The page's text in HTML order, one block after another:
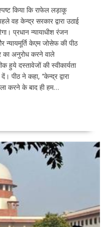
किया कि राफेल लड़ाकू
वह केन्द्र सरकार द्वारा उठाई
प्रधान न्यायाधीश रंजन
न्यायमूर्ति केएम जोसेफ की पीठ
का अनुरोध करने वाले
हुये दस्तावेजों की स्वीकार्यता
पीठ ने कहा, ‘‘केन्द्र द्वारा
करने के बाद ही हम…